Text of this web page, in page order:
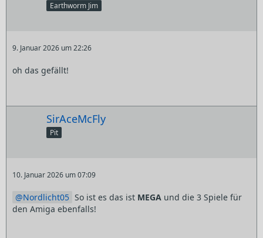
Earthworm Jim
9. Januar 2026 um 22:26
oh das gefällt!
SirAceMcFly
Pit
10. Januar 2026 um 07:09
Nordlicht05 So ist es das ist MEGA und die 3 Spiele für
den Amiga ebenfalls!